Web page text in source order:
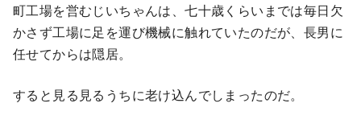
町工場を営むじいちゃんは、七十歳くらいまでは毎日欠
かさず工場に足を運び機械に触れていたのだが、長男に
任せてからは隠居。
すると見る見るうちに老け込んでしまったのだ。